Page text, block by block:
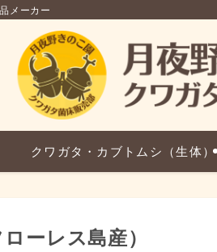
メーカー
クワガタ・カブトムシ（生体）
ーレス島産）